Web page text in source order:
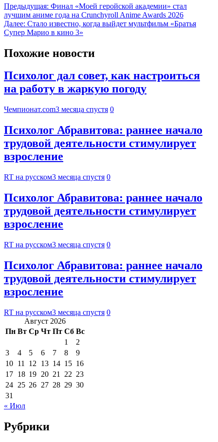
Предыдущая: Финал «Моей геройской академии» стал
лучшим аниме года на Crunchyroll Anime Awards 2026
Далее: Стало известно, когда выйдет мультфильм «Братья
Супер Марио в кино 3»
Похожие новости
Психолог дал совет, как настроиться
на работу в жаркую погоду
Чемпионат.com3 месяца спустя 0
Психолог Абравитова: раннее начало
трудовой деятельности стимулирует
взросление
RT на русском3 месяца спустя 0
Психолог Абравитова: раннее начало
трудовой деятельности стимулирует
взросление
RT на русском3 месяца спустя 0
Психолог Абравитова: раннее начало
трудовой деятельности стимулирует
взросление
RT на русском3 месяца спустя 0
Август 2026
Пн Вт Ср Чт Пт Сб Вс
1
2
3
4 5 6 7 8
9
10 11 12 13 14 15 16
17 18 19 20 21 22 23
24 25 26 27 28 29 30
31
« Июл
Рубрики